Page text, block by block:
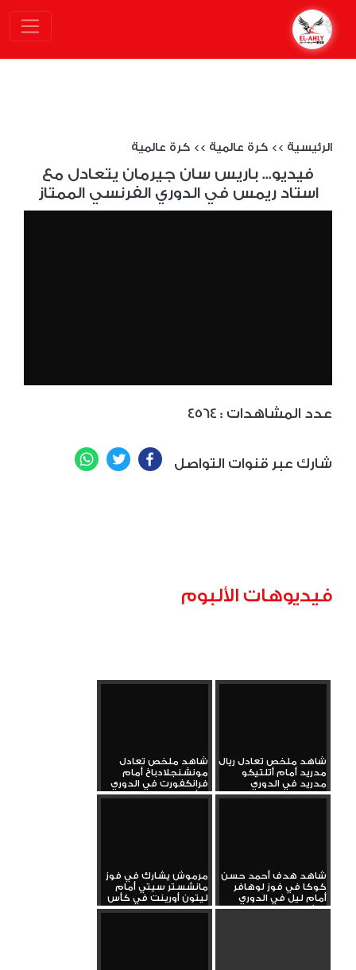
الرئيسية >> كرة عالمية >> كرة عالمية
فيديو... باريس سان جيرمان يتعادل مع
استاد ريمس في الدوري الفرنسي الممتاز
4564 : عدد المشاهدات
شارك عبر قنوات التواصل Facebook
Twitter
فيديوهات الألبوم
شاهد ملخص تعادل ريال
مدريد أمام أتلتيكو
مدريد في الدوري
الإسباني...
شاهد ملخص تعادل
مونشنجلادباخ أمام
فرانكفورت في الدوري
الألماني...
شاهد هدف أحمد حسن
كوكا في فوز لوهافر
أمام ليل في الدوري
الفرنسي...
مرموش يشارك في فوز
مانشستر سيتي أمام
ليتون أورينت في كأس
الاتحاد...